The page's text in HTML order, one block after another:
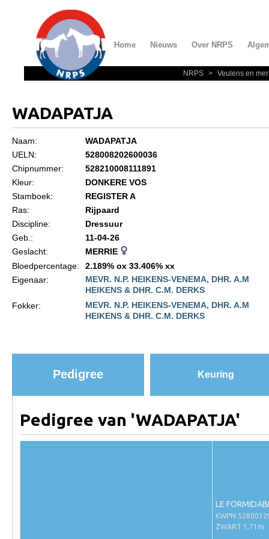
Home Nieuws Over NRPS
Over NRPS
Bestuur NRPS
Informatie
Statuten en reglementen
Algemeen
Paardenpaspoort aanvragen
Import registratie
Informatie overschrijven paspoort
Animal Health Regulation
Gids voor Goede Praktijken
NRPS > Veulens en
WADAPATJA
Naam:
WADAPATJA
UELN:
528008202600036
Chipnummer:
528210008111891
Kleur:
DONKERE VOS
Stamboek:
REGISTER A
Ras:
Rijpaard
Discipline:
Dressuur
Geb.:
11-04-26
Geslacht:
MERRIE
Bloedpercentage:
2.189% ox 33.406% xx
Eigenaar:
MEVR. N.P. HEIKENS-VENEMA, DHR. A.M
HEIKENS & DHR. C.M. DERKS
Fokker:
MEVR. N.P. HEIKENS-VENEMA, DHR. A.M
HEIKENS & DHR. C.M. DERKS
Pedigree Keuring
Pedigree van 'WADAPATJA'
LE
KWPN
ZWART 1,71m